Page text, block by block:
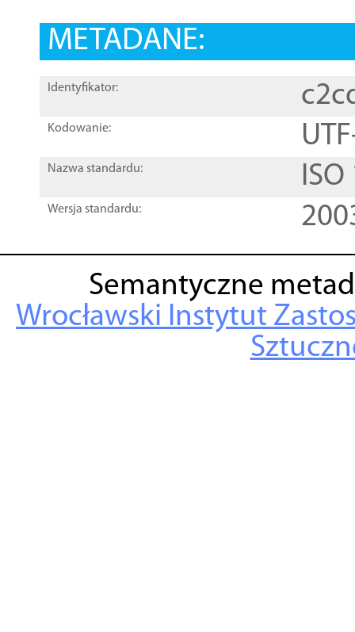
METADANE:
Identyfikator:
Kodowanie:
Nazwa standardu:
Wersja standardu:
Semantyczne
Wrocławski Instytut